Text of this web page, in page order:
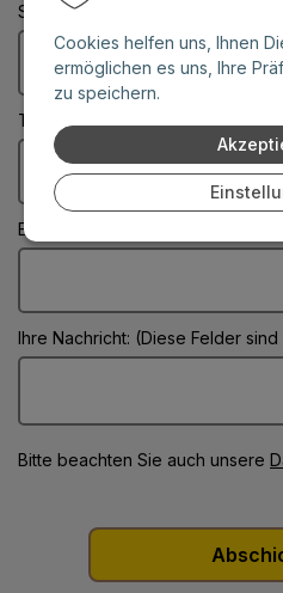
Cookies helfen uns, Ihnen
ermöglichen es uns, Ihre
zu speichern.
Stadt: (Diese Felder sind
Telefonnummer:
E-Mail: (Diese Felder sind
Ihre Nachricht: (Diese Felder
Bitte beachten Sie auch unsere